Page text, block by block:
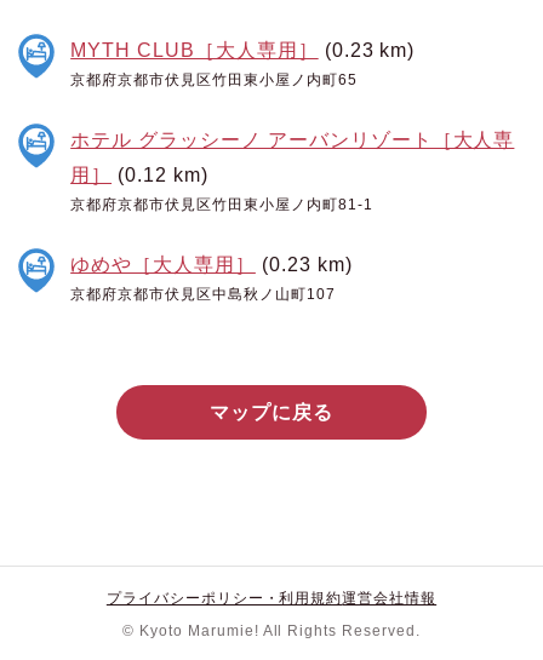
MYTH CLUB［大人専用］ (0.23 km)
京都府京都市伏見区竹田東小屋ノ内町65
ホテル グラッシーノ アーバンリゾート［大人専
用］
(0.12 km)
京都府京都市伏見区竹田東小屋ノ内町81-1
ゆめや［大人専用］ (0.23 km)
京都府京都市伏見区中島秋ノ山町107
マップに戻る
プライバシーポリシー・利用規約運営会社情報
© Kyoto Marumie! All Rights Reserved.